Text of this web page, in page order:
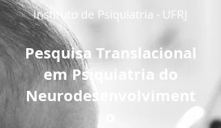
Instituto de Psiquiatria - UFRJ
Pesquisa Translacional
emPsiquiatria do
Neurodesenvolviment